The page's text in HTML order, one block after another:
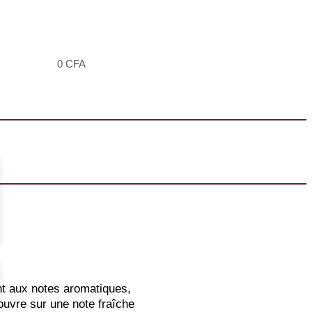
0CFA
aux notes aromatiques,
sur une note fraîche